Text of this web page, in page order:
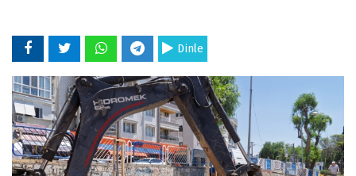
Dinle